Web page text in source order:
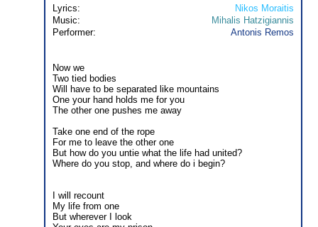
Lyrics:
Nikos Moraitis
Music:
Mihalis Hatzigiannis
Performer:
Antonis Remos
Now we
Two tied bodies
Will have to be separated like mountains
One your hand holds me for you
The other one pushes me away
Take one end of the rope
For me to leave the other one
But how do you untie what the life had united?
Where do you stop, and where do i begin?
I will recount
My life from one
But wherever I look